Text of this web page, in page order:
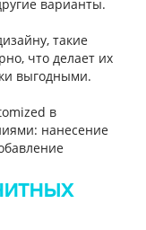
варианты.
такие
что делает их
выгодными.
в
нанесение